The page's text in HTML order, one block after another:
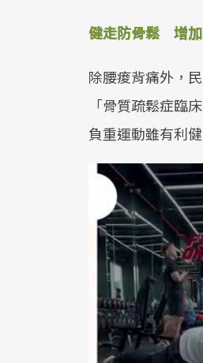
健走防骨鬆 增
除腰痠背痛外，
「骨質疏鬆症臨
負重運動雖有利